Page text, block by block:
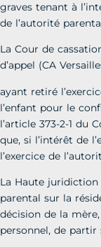
graves tenant à
de l’autorité
La Cour de
d’appel (CA
ayant retiré
l’enfant pour le
l’article 373-2-1 du
que, si l’intérêt de
l’exercice de
La Haute juridiction
parental sur la
décision de la
personnel, de partir